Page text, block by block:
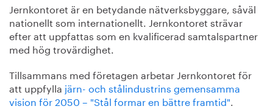
Jernkontoret är en betydande nätverksbyggare, såväl
nationellt som internationellt. Jernkontoret strävar
efter att uppfattas som en kvalificerad samtalspartner
med hög trovärdighet.
Tillsammans med företagen arbetar Jernkontoret för
att uppfylla järn- och stålindustrins gemensamma
vision för 2050 – "Stål formar en bättre framtid".